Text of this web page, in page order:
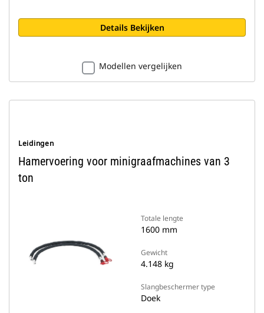
Details Bekijken
Modellen vergelijken
Leidingen
Hamervoering voor minigraafmachines van 3
ton
Totale lengte
1600 mm
Gewicht
4.148 kg
Slangbeschermer type
Doek